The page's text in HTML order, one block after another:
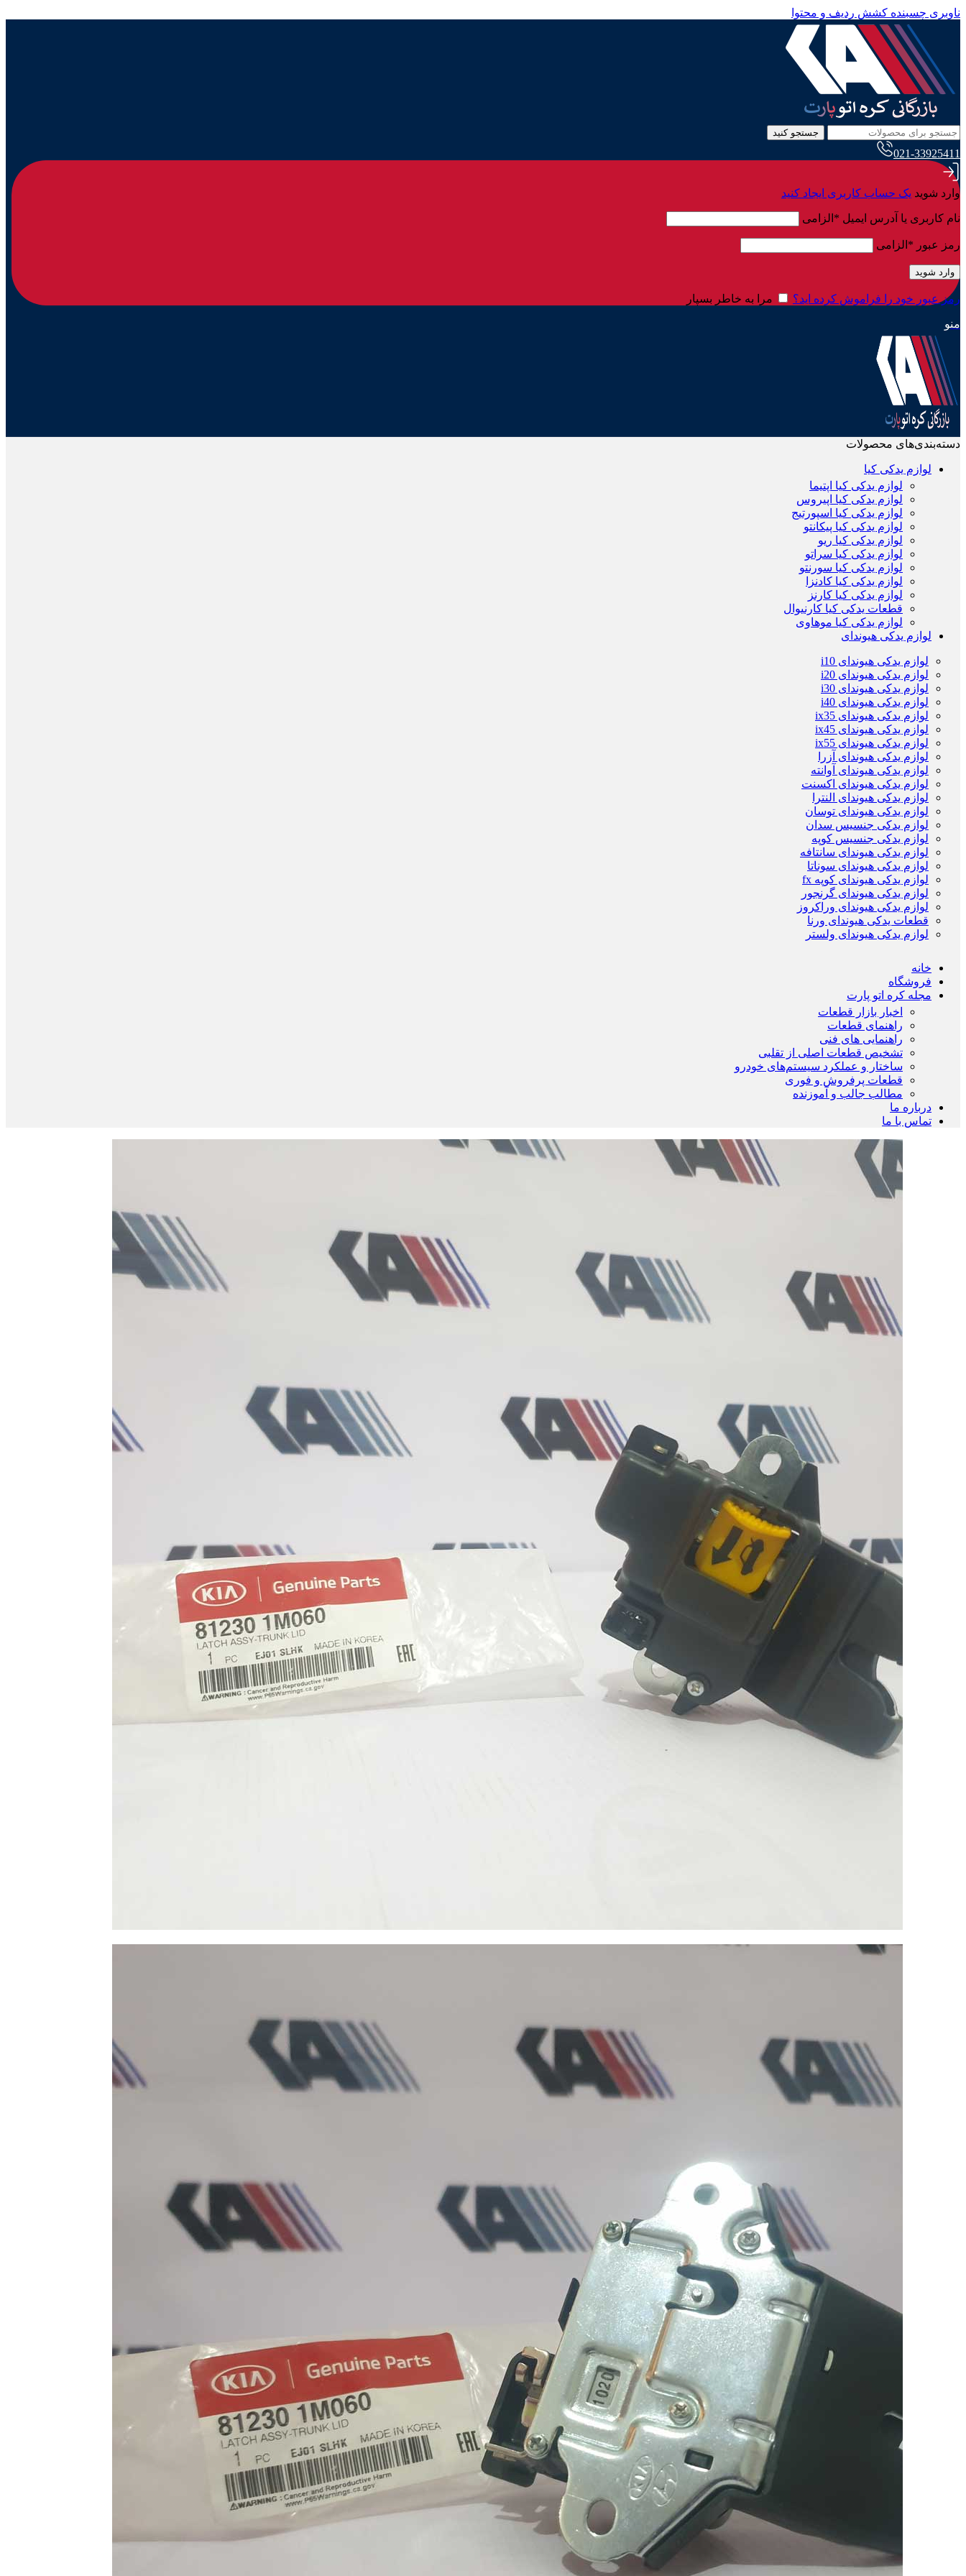
ناوبری چسبنده کشش ردیف و محتوا
جستجو کنید
021-33925411
وارد شوید یک حساب کاربری ایجاد کنید
نام کاربری یا آدرس ایمیل * الزامی
رمز عبور * الزامی
وارد شوید
رمز عبور خود را فراموش کرده اید؟ مرا به خاطر بسپار
منو
دسته‌بندی‌های محصولات
لوازم یدکی کیا
لوازم یدکی کیا اپتیما
لوازم یدکی کیا اپیروس
لوازم یدکی کیا اسپورتیج
لوازم یدکی کیا پیکانتو
لوازم یدکی کیا ریو
لوازم یدکی کیا سراتو
لوازم یدکی کیا سورنتو
لوازم یدکی کیا کادنزا
لوازم یدکی کیا کارنز
قطعات یدکی کیا کارنیوال
لوازم یدکی کیا موهاوی
لوازم یدکی هیوندای
لوازم یدکی هیوندای i10
لوازم یدکی هیوندای i20
لوازم یدکی هیوندای i30
لوازم یدکی هیوندای i40
لوازم یدکی هیوندای ix35
لوازم یدکی هیوندای ix45
لوازم یدکی هیوندای ix55
لوازم یدکی هیوندای آزرا
لوازم یدکی هیوندای آوانته
لوازم یدکی هیوندای اکسنت
لوازم یدکی هیوندای النترا
لوازم یدکی هیوندای توسان
لوازم یدکی جنسیس سدان
لوازم یدکی جنسیس کوپه
لوازم یدکی هیوندای سانتافه
لوازم یدکی هیوندای سوناتا
لوازم یدکی هیوندای کوپه fx
لوازم یدکی هیوندای گرنجور
لوازم یدکی هیوندای وراکروز
قطعات یدکی هیوندای ورنا
لوازم یدکی هیوندای ولستر
خانه
فروشگاه
مجله کره اتو پارت
اخبار بازار قطعات
راهنمای قطعات
راهنمایی های فنی
تشخیص قطعات اصلی از تقلبی
ساختار و عملکرد سیستم‌های خودرو
قطعات پرفروش و فوری
مطالب جالب و آموزنده
درباره ما
تماس با ما